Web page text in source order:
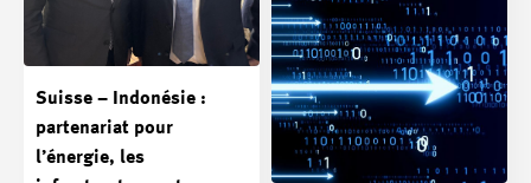
Suisse – Indonésie :
partenariat pour
l’énergie, les